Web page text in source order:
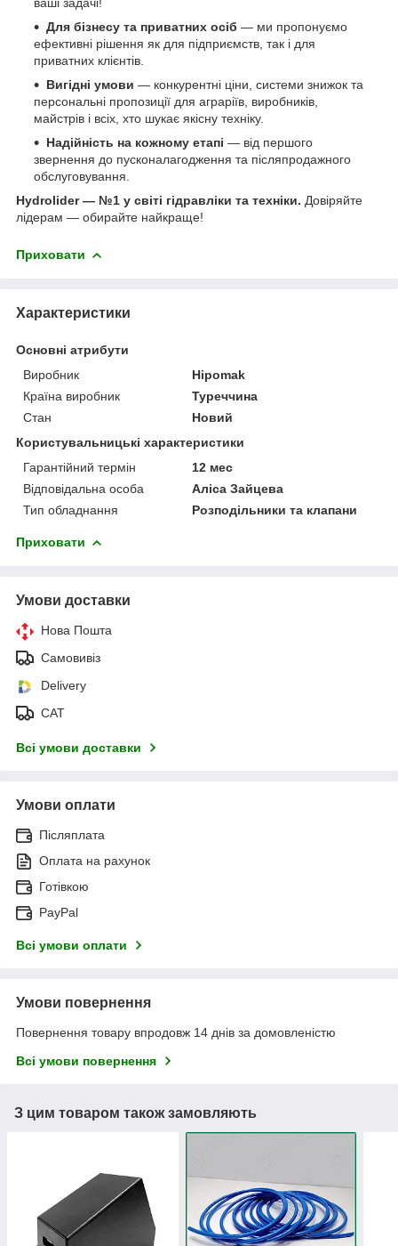
Для бізнесу та приватних осіб — ми пропонуємо
ефективні рішення як для підприємств, так і для
приватних клієнтів.
Вигідні умови — конкурентні ціни, системи знижок та
персональні пропозиції для аграріїв, виробників,
майстрів і всіх, хто шукає якісну техніку.
Надійність на кожному етапі — від першого
звернення до пусконалагодження та післяпродажного
обслуговування.
Hydrolider — №1 у світі гідравліки та техніки. Довіряйте
лідерам — обирайте найкраще!
Приховати
Характеристики
Основні атрибути
Виробник
Hipomak
Країна виробник
Туреччина
Стан
Новий
Користувальницькі характеристики
Гарантійний термін
12 мес
Відповідальна особа
Аліса Зайцева
Тип обладнання
Розподільники та клапани
Приховати
Умови доставки
Нова Пошта
Самовивіз
Delivery
САТ
Всі умови доставки
Умови оплати
Післяплата
Оплата на рахунок
Готівкою
PayPal
Всі умови оплати
Умови повернення
Повернення товару впродовж 14 днів за домовленістю
Всі умови повернення
З цим товаром також замовляють